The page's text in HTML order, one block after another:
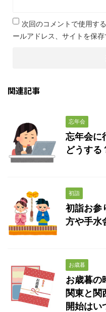
次回のコメントで使用す
ールアドレス、サイトを保存
関連記事
忘年会
忘年会に
どうする
初詣
初詣お参
方や手水
お歳暮
お歳暮の
関東と関
開始はい